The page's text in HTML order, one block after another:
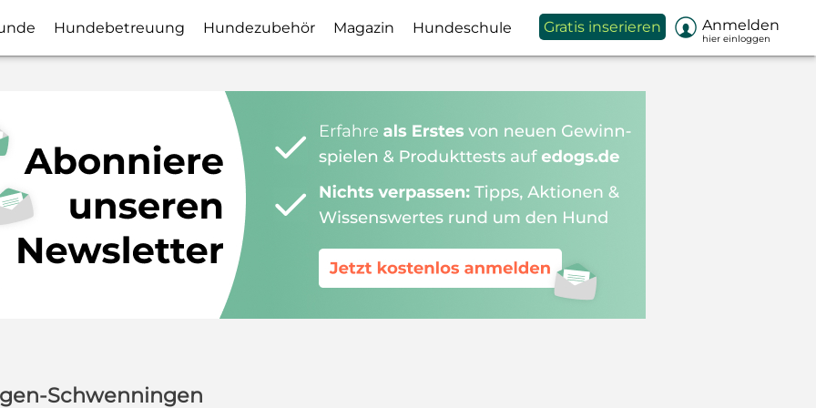
Hundebetreuung Hundezubehör Magazin Hundeschule Gratis inserieren  Anmelden
hier einloggen
Schwenningen